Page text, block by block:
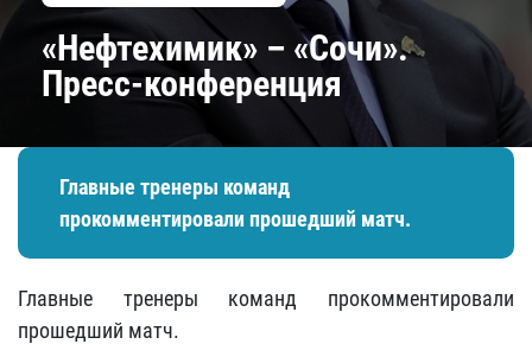
«Нефтехимик» – «Сочи».
Пресс-конференция
Главные тренеры команд
прокомментировали прошедший матч.
Главные тренеры команд прокомментировали
прошедший матч.